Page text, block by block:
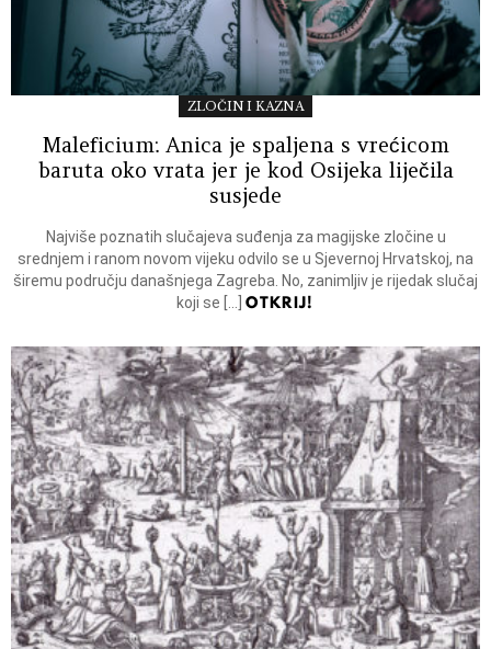
ZLOČIN I KAZNA
Maleficium: Anica je spaljena s vrećicom
baruta oko vrata jer je kod Osijeka liječila
susjede
Najviše poznatih slučajeva suđenja za magijske zločine u
srednjem i ranom novom vijeku odvilo se u Sjevernoj Hrvatskoj, na
širemu području današnjega Zagreba. No, zanimljiv je rijedak slučaj
koji se […]OTKRIJ!